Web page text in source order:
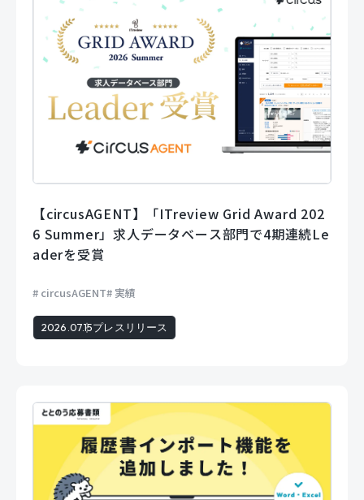
【circusAGENT】「ITreview Grid Award 202
6 Summer」求人データベース部門で4期連続Le
aderを受賞
circusAGENT 実績
2026.07.15プレスリリース